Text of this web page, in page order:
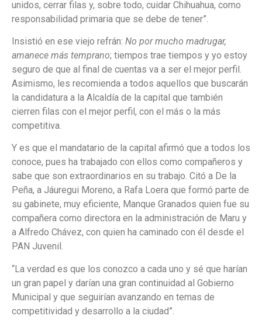
unidos, cerrar filas y, sobre todo, cuidar Chihuahua, como
responsabilidad primaria que se debe de tener”.
Insistió en ese viejo refrán: No por mucho madrugar,
amanece más temprano; tiempos trae tiempos y yo estoy
seguro de que al final de cuentas va a ser el mejor perfil.
Asimismo, les recomienda a todos aquellos que buscarán
la candidatura a la Alcaldía de la capital que también
cierren filas con el mejor perfil, con el más o la más
competitiva.
Y es que el mandatario de la capital afirmó que a todos los
conoce, pues ha trabajado con ellos como compañeros y
sabe que son extraordinarios en su trabajo. Citó a De la
Peña, a Jáuregui Moreno, a Rafa Loera que formó parte de
su gabinete, muy eficiente, Manque Granados quien fue su
compañera como directora en la administración de Maru y
a Alfredo Chávez, con quien ha caminado con él desde el
PAN Juvenil.
“La verdad es que los conozco a cada uno y sé que harían
un gran papel y darían una gran continuidad al Gobierno
Municipal y que seguirían avanzando en temas de
competitividad y desarrollo a la ciudad”.